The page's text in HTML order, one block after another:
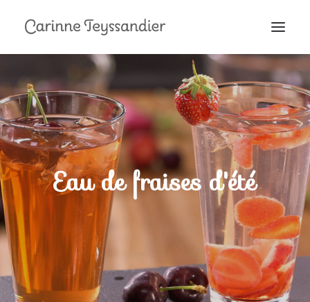
MON PARCOURS
À LA TÉLÉ
PRESTATIONS
MES RECETTES
EN COULISSES
Eau de fraises d'été